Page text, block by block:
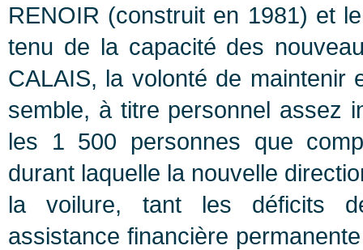
RENOIR (construit en 1981) et
tenu de la capacité des
CALAIS, la volonté de
semble, à titre personnel assez
les 1 500 personnes que
durant laquelle la nouvelle
la voilure, tant les déficits
assistance financière